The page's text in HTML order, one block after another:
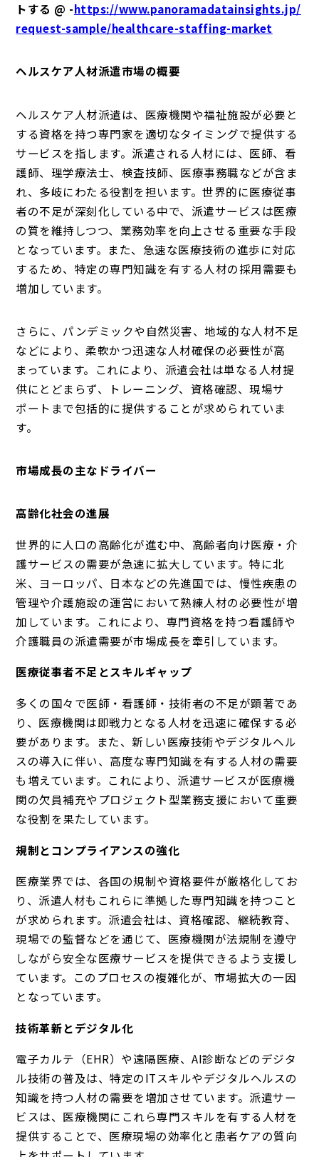
トする @ -https://www.panoramadatainsights.jp/
request-sample/healthcare-staffing-market
ヘルスケア人材派遣市場の概要
ヘルスケア人材派遣は、医療機関や福祉施設が必要と
する資格を持つ専門家を適切なタイミングで提供する
サービスを指します。派遣される人材には、医師、看
護師、理学療法士、検査技師、医療事務職などが含ま
れ、多岐にわたる役割を担います。世界的に医療従事
者の不足が深刻化している中で、派遣サービスは医療
の質を維持しつつ、業務効率を向上させる重要な手段
となっています。また、急速な医療技術の進歩に対応
するため、特定の専門知識を有する人材の採用需要も
増加しています。
さらに、パンデミックや自然災害、地域的な人材不足
などにより、柔軟かつ迅速な人材確保の必要性が高
まっています。これにより、派遣会社は単なる人材提
供にとどまらず、トレーニング、資格確認、現場サ
ポートまで包括的に提供することが求められていま
す。
市場成長の主なドライバー
高齢化社会の進展
世界的に人口の高齢化が進む中、高齢者向け医療・介
護サービスの需要が急速に拡大しています。特に北
米、ヨーロッパ、日本などの先進国では、慢性疾患の
管理や介護施設の運営において熟練人材の必要性が増
加しています。これにより、専門資格を持つ看護師や
介護職員の派遣需要が市場成長を牽引しています。
医療従事者不足とスキルギャップ
多くの国々で医師・看護師・技術者の不足が顕著であ
り、医療機関は即戦力となる人材を迅速に確保する必
要があります。また、新しい医療技術やデジタルヘル
スの導入に伴い、高度な専門知識を有する人材の需要
も増えています。これにより、派遣サービスが医療機
関の欠員補充やプロジェクト型業務支援において重要
な役割を果たしています。
規制とコンプライアンスの強化
医療業界では、各国の規制や資格要件が厳格化してお
り、派遣人材もこれらに準拠した専門知識を持つこと
が求められます。派遣会社は、資格確認、継続教育、
現場での監督などを通じて、医療機関が法規制を遵守
しながら安全な医療サービスを提供できるよう支援し
ています。このプロセスの複雑化が、市場拡大の一因
となっています。
技術革新とデジタル化
電子カルテ（EHR）や遠隔医療、AI診断などのデジタ
ル技術の普及は、特定のITスキルやデジタルヘルスの
知識を持つ人材の需要を増加させています。派遣サー
ビスは、医療機関にこれら専門スキルを有する人材を
提供することで、医療現場の効率化と患者ケアの質向